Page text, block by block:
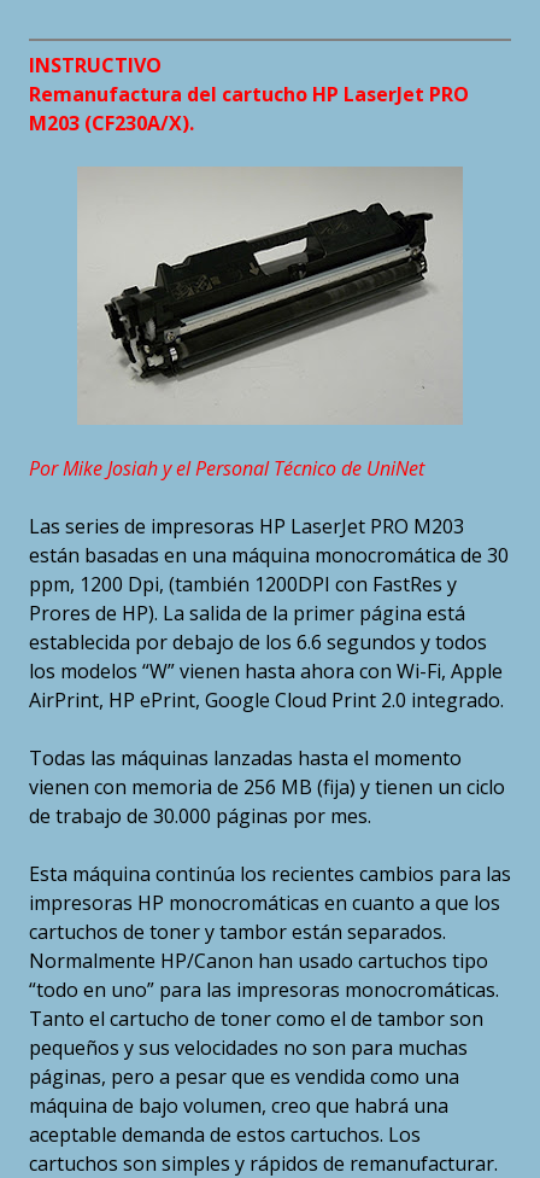
INSTRUCTIVO
Remanufactura del cartucho HP LaserJet PRO
M203 (CF230A/X).
Por Mike Josiah y el Personal Técnico de UniNet
Las series de impresoras HP LaserJet PRO M203
están basadas en una máquina monocromática de 30
ppm, 1200 Dpi, (también 1200DPI con FastRes y
Prores de HP). La salida de la primer página está
establecida por debajo de los 6.6 segundos y todos
los modelos “W” vienen hasta ahora con Wi-Fi, Apple
AirPrint, HP ePrint, Google Cloud Print 2.0 integrado.
Todas las máquinas lanzadas hasta el momento
vienen con memoria de 256 MB (fija) y tienen un ciclo
de trabajo de 30.000 páginas por mes.
Esta máquina continúa los recientes cambios para las
impresoras HP monocromáticas en cuanto a que los
cartuchos de toner y tambor están separados.
Normalmente HP/Canon han usado cartuchos tipo
“todo en uno” para las impresoras monocromáticas.
Tanto el cartucho de toner como el de tambor son
pequeños y sus velocidades no son para muchas
páginas, pero a pesar que es vendida como una
máquina de bajo volumen, creo que habrá una
aceptable demanda de estos cartuchos. Los
cartuchos son simples y rápidos de remanufacturar.